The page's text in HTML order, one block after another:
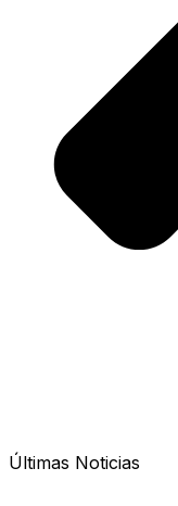
Últimas Noticias